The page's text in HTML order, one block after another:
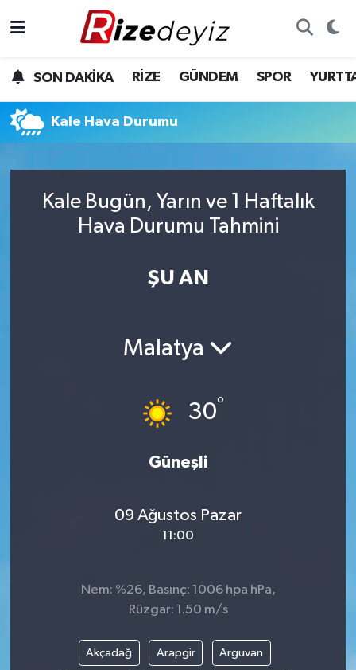
SON DAKİKA RİZE GÜNDEM SPOR
Kale Hava Durumu
Kale Bugün, Yarın ve 1 Haftalık
Hava Durumu Tahmini
ŞU AN
Malatya
30°
Güneşli
09 Ağustos Pazar
11:00
Nem: %26, Basınç: 1006 hpa hPa,
Rüzgar: 1.50 m/s
Akçadağ Arapgir Arguvan
Gündem
Yurttan Haberler
Teknoloji
Rize Hava Durumu
Rize Trafik Yoğunluk Haritası
Tüm Manşetler